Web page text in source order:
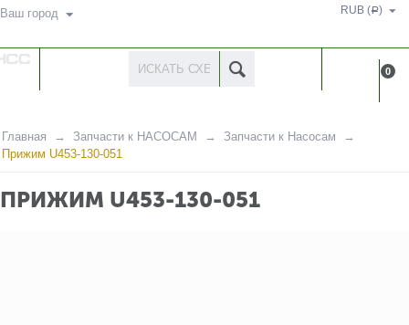
Ваш город RUB (Р)
0
Главная Запчасти к НАСОСАМ
Запчасти к Насосам
Прижим U453-130-051
ПРИЖИМ U453-130-051